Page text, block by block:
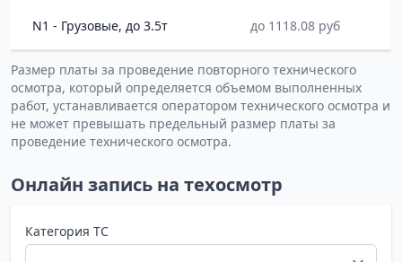
N1 - Грузовые, до 3.5т до 1118.08 руб
Размер платы за проведение повторного технического
осмотра, который определяется объемом выполненных
работ, устанавливается оператором технического осмотра и
не может превышать предельный размер платы за
проведение технического осмотра.
Онлайн запись на техосмотр
Категория ТС